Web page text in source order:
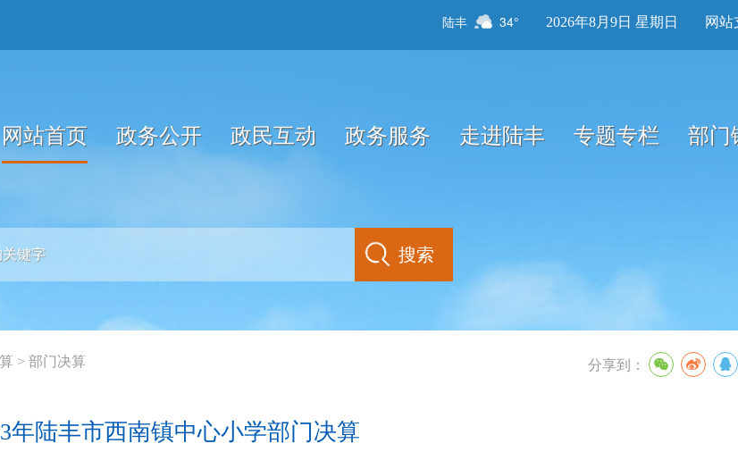
陆丰 34° 2026年8月9日 星期日 网站
网站首页 政务公开 政民互动 政务服务 走进陆丰 专题专栏 部门
> 部门决算 分享到：
年陆丰市西南镇中心小学部门决算